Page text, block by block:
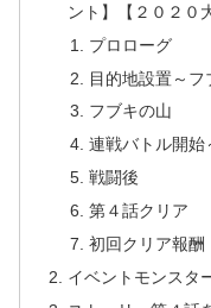
ント】【２０２０
プロローグ
目的地設置～フ
フブキの山
連戦バトル開始
戦闘後
第４話クリア
初回クリア報酬
イベントモンスタ